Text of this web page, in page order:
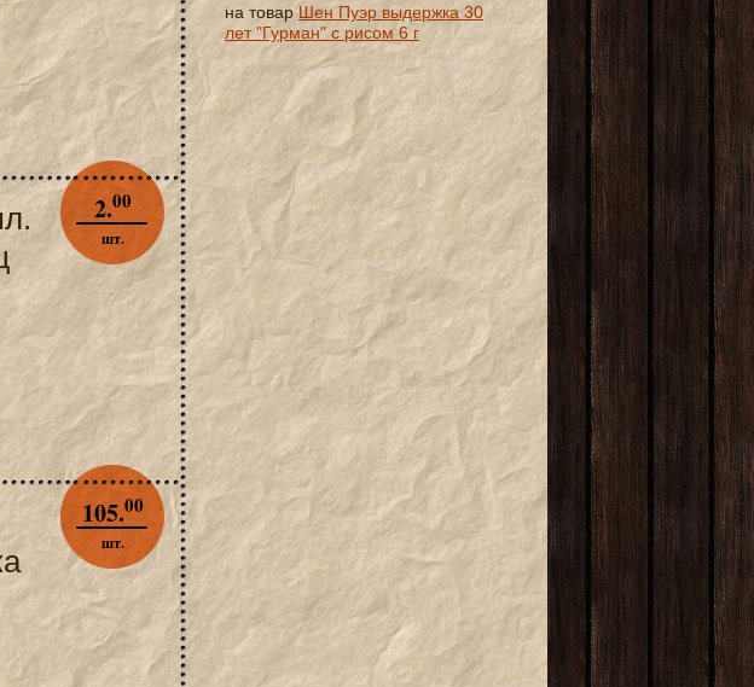
2.00
шт.
105.00
шт.
на товар Шен Пуэр выдержка 30
лет "Гурман" с рисом 6 г